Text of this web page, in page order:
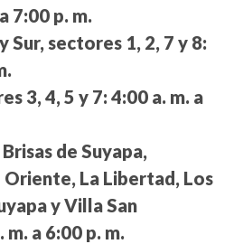
7:00 p. m.
sectores 1, 2, 7 y 8:
3, 4, 5 y 7: 4:00 a. m. a
de Suyapa,
Oriente, La Libertad, Los
y Villa San
m. a 6:00 p. m.